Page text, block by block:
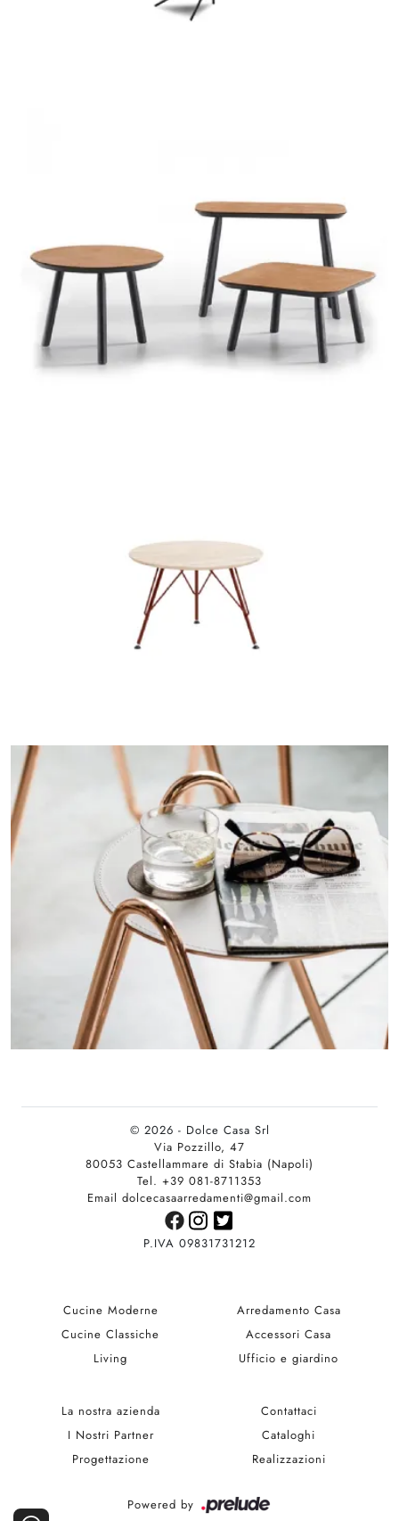
© 2026 - Dolce Casa Srl
Via Pozzillo, 47
80053 Castellammare di Stabia (Napoli)
Tel. +39 081-8711353
Email dolcecasaarredamenti@gmail.com
P.IVA 09831731212
Cucine Moderne
Cucine Classiche
Living
Arredamento Casa
Accessori Casa
Ufficio e giardino
La nostra azienda
I Nostri Partner
Progettazione
Contattaci
Cataloghi
Realizzazioni
Powered by